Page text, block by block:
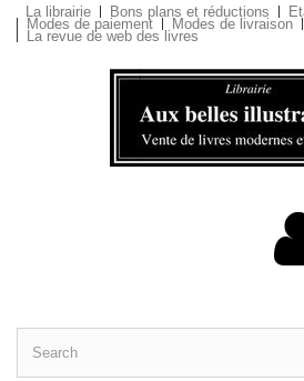
La librairie Bons plans et réductions
Modes de paiement Modes de livraison
La revue de web des livres